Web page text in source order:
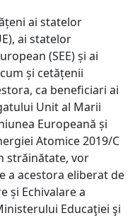
ai statelor
ai statelor
(SEE) și ai
și cetățenii
ca beneficiari ai
Unit al Marii
Europeană și
Atomice 2019/C
străinătate, vor
a acestora eliberat de
și Echivalare a
Educaţiei şi